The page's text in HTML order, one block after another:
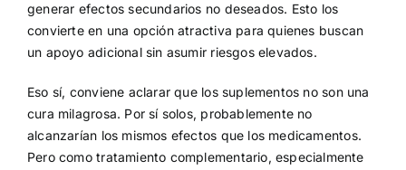
generar efectos secundarios no deseados. Esto los
convierte en una opción atractiva para quienes buscan
un apoyo adicional sin asumir riesgos elevados.
Eso sí, conviene aclarar que los suplementos no son una
cura milagrosa. Por sí solos, probablemente no
alcanzarían los mismos efectos que los medicamentos.
Pero como tratamiento complementario, especialmente